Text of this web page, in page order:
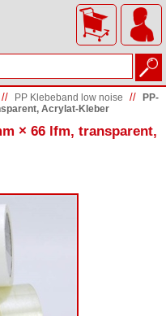
// PP Klebeband low noise //
PP-
Acrylat-Kleber
× 66 lfm, transparent,